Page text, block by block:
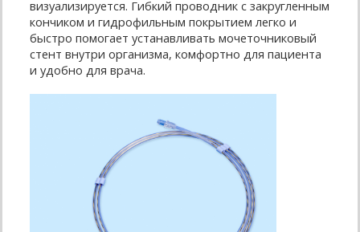
визуализируется. Гибкий проводник с закругленным
кончиком и гидрофильным покрытием легко и
быстро помогает устанавливать мочеточниковый
стент внутри организма, комфортно для пациента
и удобно для врача.